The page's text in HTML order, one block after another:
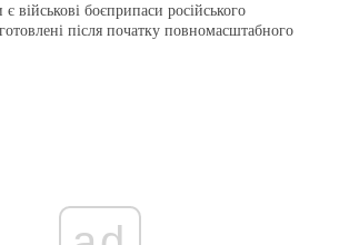
військові боєприпаси російського
після початку повномасштабного